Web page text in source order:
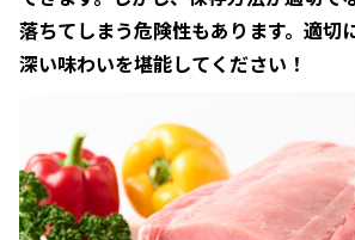
落ちてしまう危険性もあります。適切
深い味わいを堪能してください！